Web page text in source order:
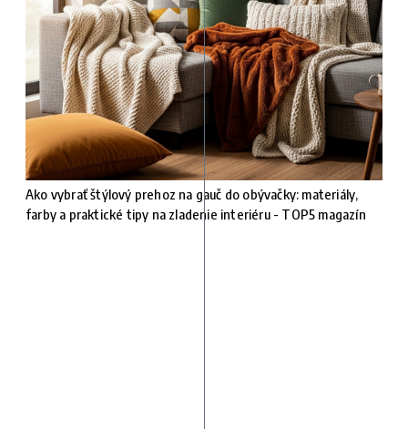
Ako vybrať štýlový prehoz na gauč do obývačky: materiály,
farby a praktické tipy na zladenie interiéru - TOP5 magazín